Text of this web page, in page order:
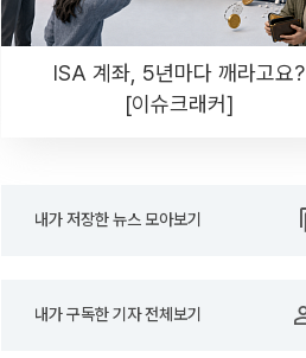
ISA 계좌, 5년마다 깨라고요?
[이슈크래커]
내가 저장한 뉴스 모아보기
내가 구독한 기자 전체보기